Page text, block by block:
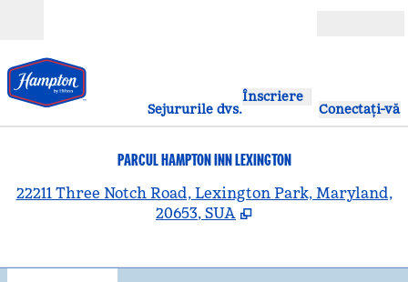
Sejururile dvs.
Înscriere
Conectați-vă
PARCUL HAMPTON INN LEXINGTON
22211 Three Notch Road, Lexington Park, Maryland,
20653, SUA